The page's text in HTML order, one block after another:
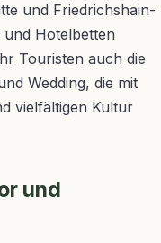
und Friedrichshain-
Hotelbetten
Touristen auch die
Wedding, die mit
vielfältigen Kultur
und